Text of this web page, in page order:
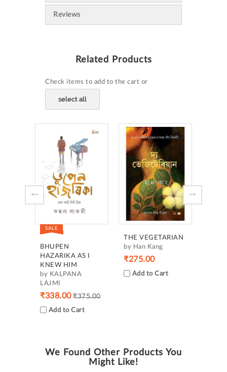
Reviews
Related Products
Check items to add to the cart or
select all
SALE
BHUPEN
HAZARIKA AS I
KNEW HIM
by KALPANA
LAJMI
₹338.00 ₹375.00
Add to Cart
THE VEGETARIAN
by Han Kang
₹275.00
Add to Cart
We Found Other Products You
Might Like!